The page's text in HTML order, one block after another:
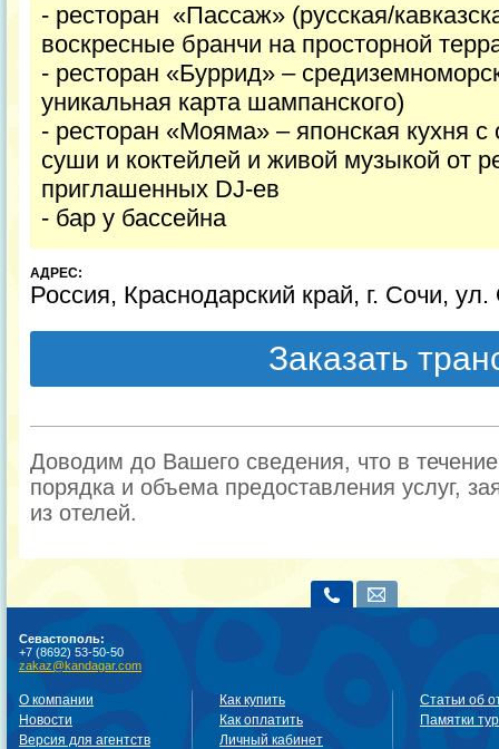
- ресторан «Пассаж» (русская/
воскресные бранчи на просторной
- ресторан «Буррид» –
уникальная карта шампанского)
- ресторан «Мояма» – японская кухня с
суши и коктейлей и живой музыкой от
приглашенных DJ-ев
- бар у бассейна
АДРЕС:
Россия, Краснодарский край, г. Сочи,
Заказать
Доводим до Вашего сведения, что в
порядка и объема предоставления услуг,
из отелей.
Севастополь:
+7 (8692) 53-50-50
zakaz@kandagar.com
О компании
Новости
Версия для агентств
Как купить
Как оплатить
Личный кабинет
Статьи об
Памятки